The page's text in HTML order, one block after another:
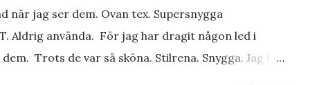
när jag ser dem. Ovan tex. Supersnygga
Aldrig använda. För jag har dragit någon led i
Trots de var så sköna. Stilrena. Snygga. Jag har